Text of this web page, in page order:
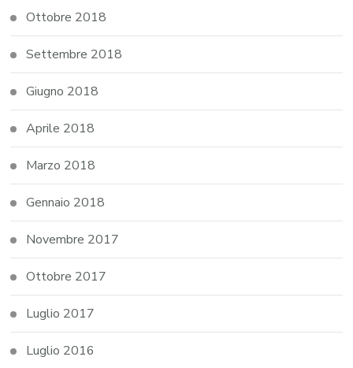
Ottobre 2018
Settembre 2018
Giugno 2018
Aprile 2018
Marzo 2018
Gennaio 2018
Novembre 2017
Ottobre 2017
Luglio 2017
Luglio 2016